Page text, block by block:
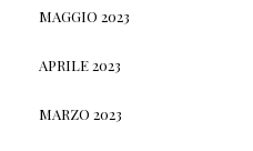
MAGGIO 2023
APRILE 2023
MARZO 2023